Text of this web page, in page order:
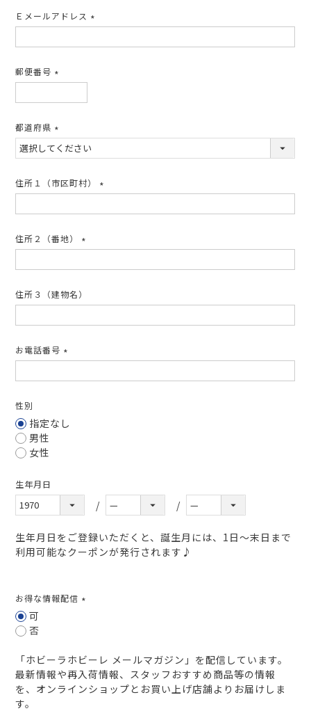
Ｅメールアドレス
須)
郵便番号
須)
都道府県
(必
須)
住所１（市区町村）
須)
住所２（番地）
須)
住所３（建物名）
お電話番号
須)
性別
指定なし
男性
女性
生年月日
生年月日をご登録いただくと、誕生月には、1日～末日まで
利用可能なクーポンが発行されます♪
お得な情報配信
可
否
「ホビーラホビーレ メールマガジン」を配信しています。
最新情報や再入荷情報、スタッフおすすめ商品等の情報
を、オンラインショップとお買い上げ店舗よりお届けしま
す。